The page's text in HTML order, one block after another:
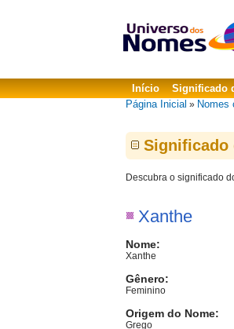
Início
Significado
Página Inicial » Nomes
Significado
Descubra o significado
Xanthe
Nome:
Xanthe
Gênero:
Feminino
Origem do Nome:
Grego